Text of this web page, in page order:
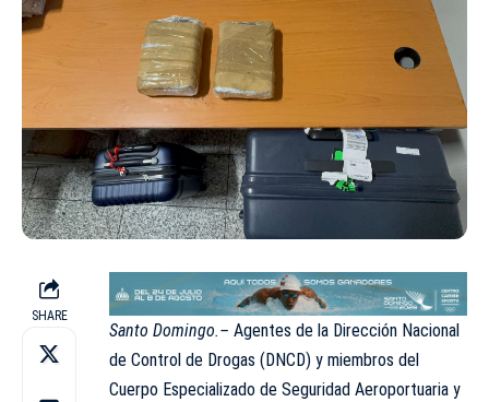
SHARE
Santo Domingo.– Agentes de la Dirección Nacional
de Control de Drogas (DNCD) y miembros del
Cuerpo Especializado de Seguridad Aeroportuaria y